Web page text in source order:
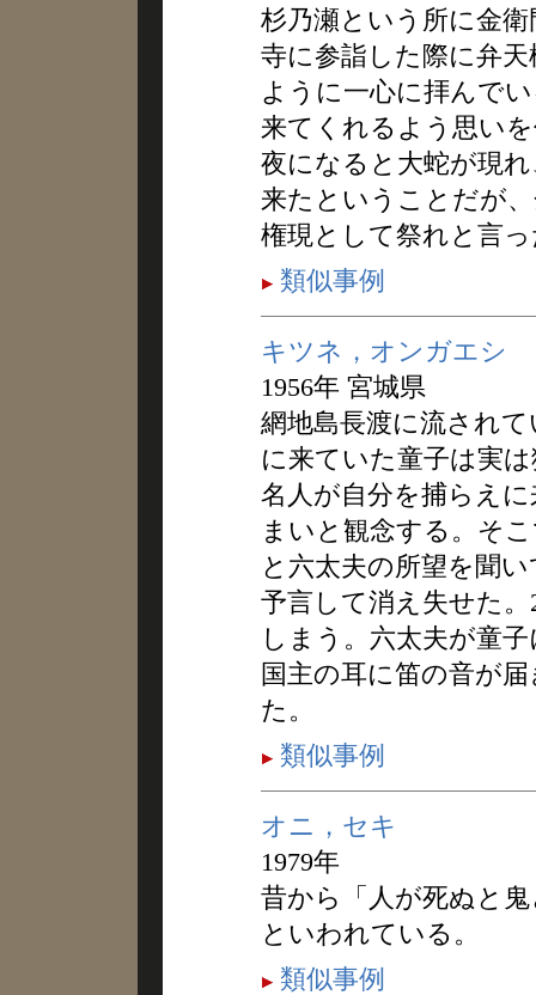
杉乃瀬という所に金
寺に参詣した際に弁
ように一心に拝んで
来てくれるよう思い
夜になると大蛇が現
来たということだが
権現として祭れと言
類似事例
キツネ，オンガエシ
1956年 宮城県
網地島長渡に流され
に来ていた童子は実
名人が自分を捕らえ
まいと観念する。そ
と六太夫の所望を聞
予言して消え失せた
しまう。六太夫が童
国主の耳に笛の音が
た。
類似事例
オニ，セキ
1979年
昔から「人が死ぬと
といわれている。
類似事例